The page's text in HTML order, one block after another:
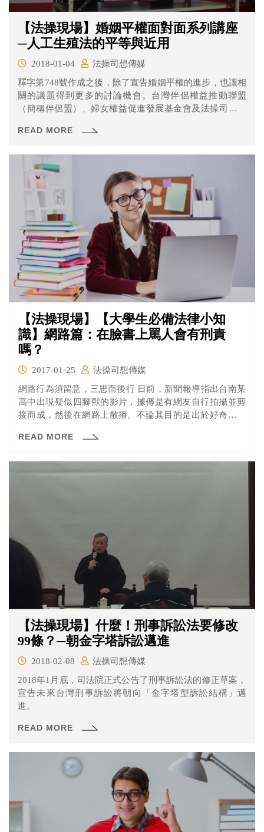
【法操現場】婚姻平權面對面系列講座
─人工生殖法的平等與近用
2018-01-04
法操司想傳媒
釋字第748號作成之後，除了宣告婚姻平權的進步，也讓相
關的議題得到更多的討論機會。台灣伴侶權益推動聯盟
（簡稱伴侶盟）、婦女權益促進發展基金會及法操司想傳
討論，帶動民眾對議題的關心，也提供行政與立法機關立
READ MORE
【法操現場】【大學生必備法律小知
識】網路篇：在臉書上罵人會有刑責
嗎？
2017-01-25
法操司想傳媒
網路行為須留意，三思而後行 日前，新聞報導指出台南某
高中出現疑似四腳獸的影片，據傳是有網友自行拍攝並剪
接而成，然後在網路上散播。不論其目的是出於好奇，抑
觸犯《刑法》的妨害名譽罪。而對於偷拍他人或分享、轉
READ MORE
【法操現場】什麼！刑事訴訟法要修改
99條？─朝金字塔訴訟邁進
2018-02-08
法操司想傳媒
2018年1月底，司法院正式公告了刑事訴訟法的修正草案，
宣告未來台灣刑事訴訟將朝向「金字塔型訴訟結構」邁
進。
READ MORE